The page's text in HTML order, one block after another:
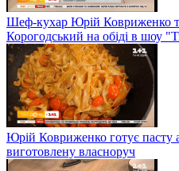
Шеф-кухар Юрій Ковриженко
Корогодський на обіді в шоу
Юрій Ковриженко готує пасту
виготовлену власноруч